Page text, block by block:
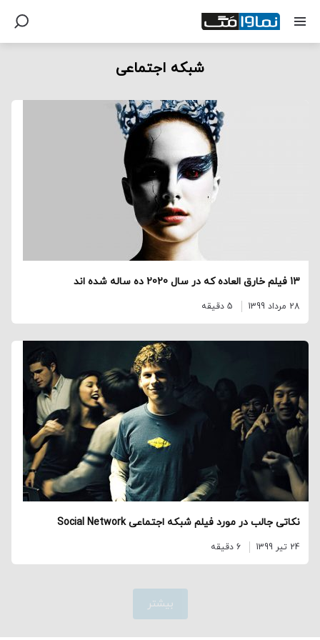
شبکه اجتماعی
13 فیلم خارق العاده که در سال 2020 ده ساله شده اند
28 مرداد 1399 5 دقیقه
نکاتی جالب در مورد فیلم شبکه اجتماعی Social Network
24 تیر 1399 6 دقیقه
بیشتر